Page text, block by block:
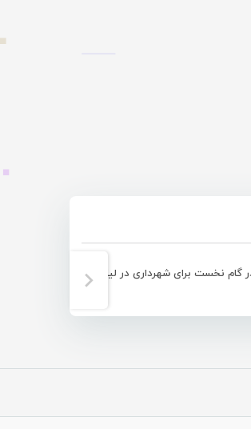
کسب برد در گام نخست برای شهرداری در لیگ دسه دوم کشور